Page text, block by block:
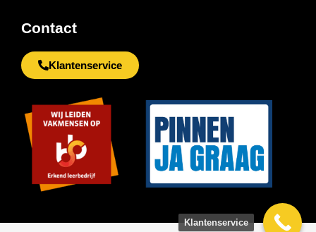
Contact
Klantenservice
Klantenservice